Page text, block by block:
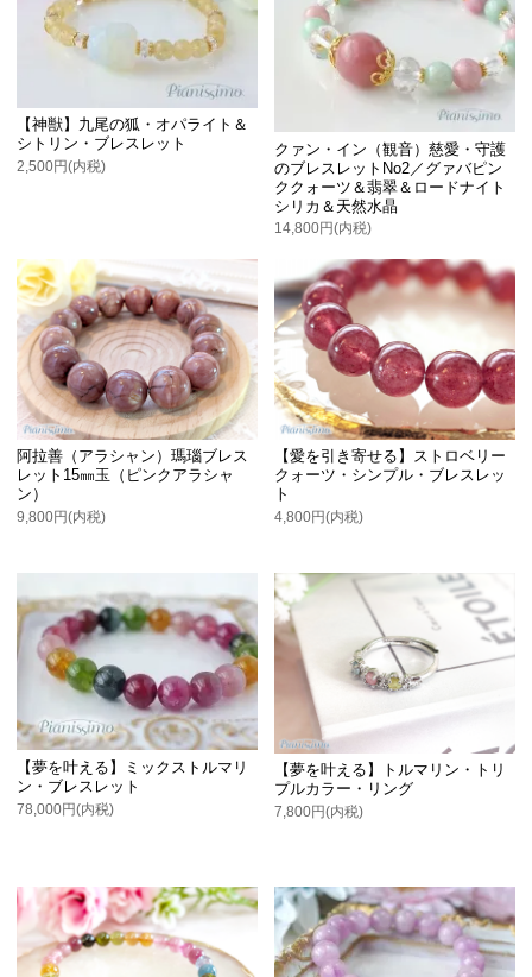
【神獣】九尾の狐・オパライト＆
シトリン・ブレスレット
2,500円(内税)
クァン・イン（観音）慈愛・守護
のブレスレットNo2／グァバピン
ククォーツ＆翡翠＆ロードナイト
シリカ＆天然水晶
14,800円(内税)
阿拉善（アラシャン）瑪瑙ブレス
レット15㎜玉（ピンクアラシャ
ン）
9,800円(内税)
【愛を引き寄せる】ストロベリー
クォーツ・シンプル・ブレスレッ
ト
4,800円(内税)
【夢を叶える】ミックストルマリ
ン・ブレスレット
78,000円(内税)
【夢を叶える】トルマリン・トリ
プルカラー・リング
7,800円(内税)